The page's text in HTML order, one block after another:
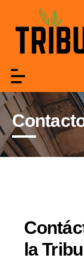
la Tribu